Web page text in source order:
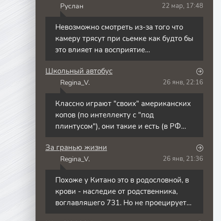
Руслан 22 мар, 17:48
Невозможно смотреть из-за того что
камеру трясут при сьемке как будто бы
это влияет на восприятие
чрезвычайной ситуации . По факту
тяжело смотреть ,
Школьный автобус
Regina_V. 26 янв, 22:16
Классно играют "своих" американских
копов (по интеллекту с "под
плинтусом"), они такие и есть (в РФ
такие тоже есть и не мало,
За гранью жизни
Regina_V. 26 янв, 21:36
Похоже у Китано это в родословной, в
крови - наследие от родственника,
воглавляшего 731. Но не проецирует
желания на экран.